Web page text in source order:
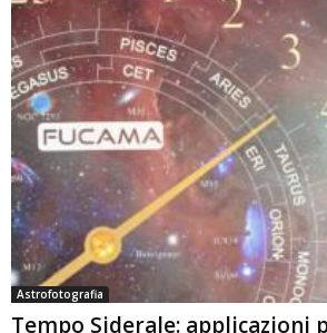
Astrofotografia
Tempo Siderale: applicazioni